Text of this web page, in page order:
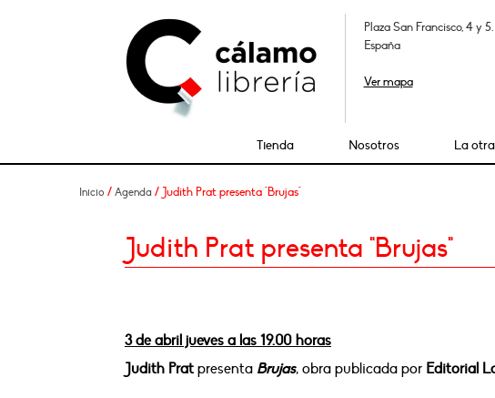
Plaza San Francisco, 4 y
España
Ver mapa
Tienda Nosotros La
Inicio / Agenda / Judith Prat presenta "Brujas"
Judith Prat presenta "Brujas"
3 de abril jueves a las 19.00 horas
Judith Prat presenta Brujas, obra publicada por Editorial